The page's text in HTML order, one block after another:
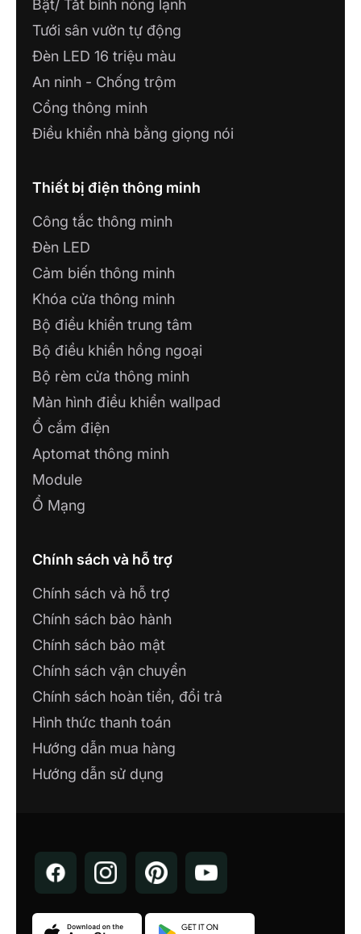
Bật/ Tắt bình nóng lạnh
Tưới sân vườn tự động
Đèn LED 16 triệu màu
An ninh - Chống trộm
Cổng thông minh
Điều khiển nhà bằng giọng nói
Thiết bị điện thông minh
Công tắc thông minh
Đèn LED
Cảm biến thông minh
Khóa cửa thông minh
Bộ điều khiển trung tâm
Bộ điều khiển hồng ngoại
Bộ rèm cửa thông minh
Màn hình điều khiển wallpad
Ổ cắm điện
Aptomat thông minh
Module
Ổ Mạng
Chính sách và hỗ trợ
Chính sách và hỗ trợ
Chính sách bảo hành
Chính sách bảo mật
Chính sách vận chuyển
Chính sách hoàn tiền, đổi trả
Hình thức thanh toán
Hướng dẫn mua hàng
Hướng dẫn sử dụng